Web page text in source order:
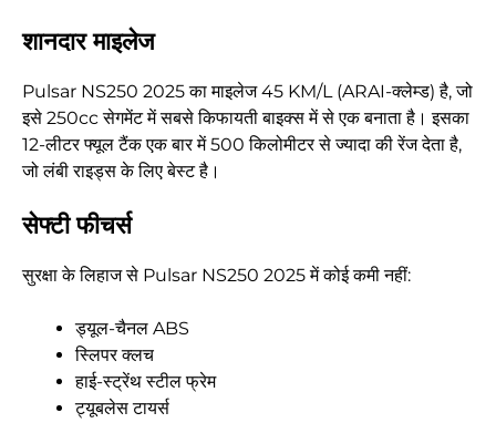
शानदार माइलेज
Pulsar NS250 2025 का माइलेज 45 KM/L (ARAI-क्लेम्ड) है, जो
इसे 250cc सेगमेंट में सबसे किफायती बाइक्स में से एक बनाता है। इसका
12-लीटर फ्यूल टैंक एक बार में 500 किलोमीटर से ज्यादा की रेंज देता है,
जो लंबी राइड्स के लिए बेस्ट है।
सेफ्टी फीचर्स
सुरक्षा के लिहाज से Pulsar NS250 2025 में कोई कमी नहीं:
ड्यूल-चैनल ABS
स्लिपर क्लच
हाई-स्ट्रेंथ स्टील फ्रेम
ट्यूबलेस टायर्स